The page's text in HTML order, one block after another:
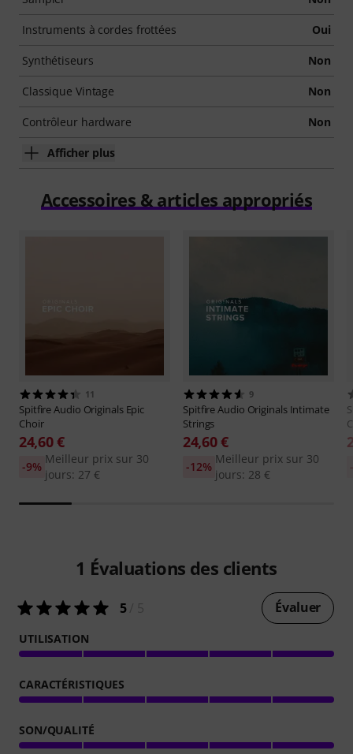
Instruments à cordes frottées Oui
Synthétiseurs Non
Classique Vintage Non
Contrôleur hardware Non
Afficher plus
Accessoires & articles appropriés
11
Spitfire Audio Originals Epic
Choir
24,60 €
Meilleur prix sur 30
jours: 27 €
-9%
9
Spitfire Audio Originals Intimate
Strings
24,60 €
Meilleur prix sur 30
jours: 28 €
-12%
1 Évaluations des clients
5/ 5 Évaluer
UTILISATION
CARACTÉRISTIQUES
SON/QUALITÉ